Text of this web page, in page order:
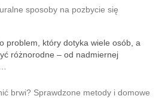
sposoby na pozbycie się
problem, który dotyka wiele osób, a
różnorodne – od nadmiernej
brwi? Sprawdzone metody i domowe